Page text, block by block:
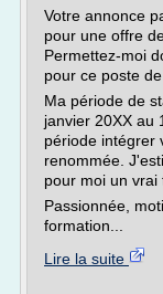
Votre annonce
pour une offre
Permettez-moi
pour ce poste
Ma période de
janvier 20XX au
période intégrer
renommée.
pour moi un vrai
Passionnée,
formation...
Lire la suite